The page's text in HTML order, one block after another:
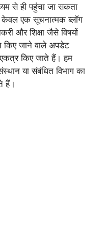
से ही पहुंचा जा सकता
एक सूचनात्मक ब्लॉग
और शिक्षा जैसे विषयों
किए जाने वाले अपडेट
किए जाते हैं। हम
या संबंधित विभाग का
हैं।